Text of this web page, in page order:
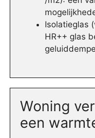
Isolatieglas
HR++ glas
Woning
een